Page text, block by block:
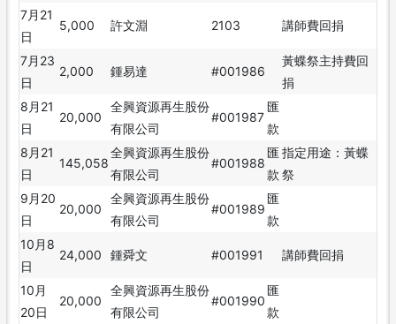
7月21
日
5,000 許文淵 2103 講師費回捐
7月23
日
2,000 鍾易達 #001986
黃蝶祭主持費回
捐
8月21
日
20,000
全興資源再生股份
有限公司
#001987
匯
款
8月21
日
145,058
全興資源再生股份
有限公司
#001988
匯
款
指定用途：黃蝶
祭
9月20
日
20,000
全興資源再生股份
有限公司
#001989
匯
款
10月8
日
24,000 鍾舜文 #001991 講師費回捐
10月
20日
20,000
全興資源再生股份
有限公司
#001990
匯
款